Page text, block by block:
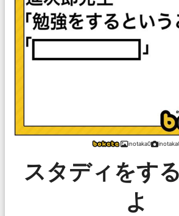
inotaka0
スタディをす
よ